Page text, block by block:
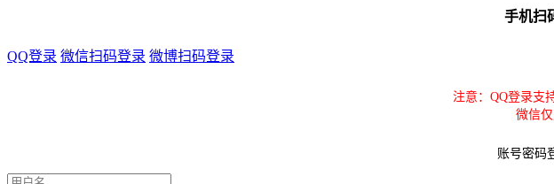
手机扫
QQ登录 微信扫码登录 微博扫码登录
注意：QQ登录支
微信
账号密码